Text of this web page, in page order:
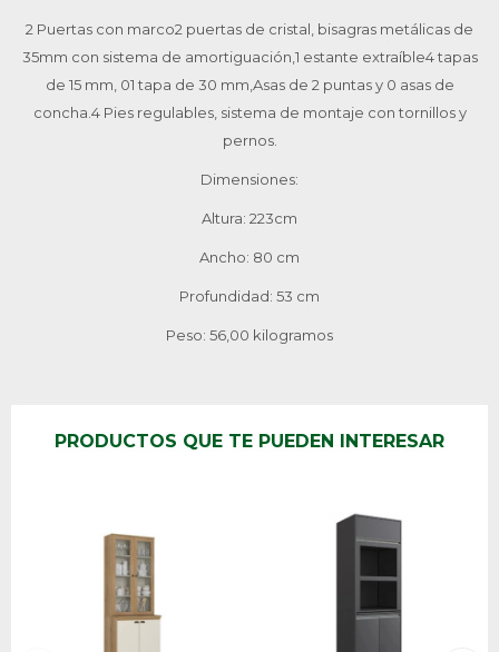
2 Puertas con marco2 puertas de cristal, bisagras metálicas de
35mm con sistema de amortiguación,1 estante extraíble4 tapas
de 15 mm, 01 tapa de 30 mm,Asas de 2 puntas y 0 asas de
concha.4 Pies regulables, sistema de montaje con tornillos y
pernos.
Dimensiones:
Altura: 223cm
Ancho: 80 cm
Profundidad: 53 cm
Peso: 56,00 kilogramos
PRODUCTOS QUE TE PUEDEN INTERESAR